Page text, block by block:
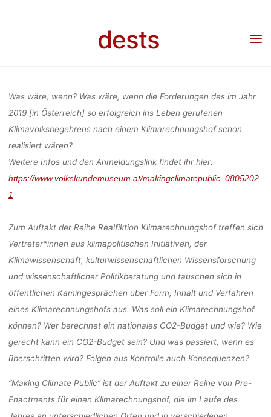
dests
MAKING
AM SA,
Veranstaltung: “Realfiktion Klimarechnungshof, #1 Making
Was wäre, wenn? Was wäre, wenn die Forderungen des im Jahr
2019 [in Österreich] so erfolgreich ins Leben gerufenen
Klimavolksbegehrens nach einem Klimarechnungshof schon
realisiert wären?
Weitere Infos und den Anmeldungslink findet ihr hier:
https://www.volkskundemuseum.at/makingclimatepublic_0805202
1
Zum Auftakt der Reihe Realfiktion Klimarechnungshoftreffen sich
Vertreter*innen aus klimapolitischen Initiativen, der
Klimawissenschaft, kulturwissenschaftlichen Wissensforschung
und wissenschaftlicher Politikberatung und tauschen sich in
öffentlichen Kamingesprächen über Form, Inhalt und Verfahren
eines Klimarechnungshofs aus. Was soll ein Klimarechnungshof
können? Wer berechnet ein nationales CO2-Budget und wie? Wie
gerecht kann ein CO2-Budget sein? Und was passiert, wenn es
überschritten wird? Folgen aus Kontrolle auch Konsequenzen?
“Making Climate Public” ist der Auftakt zu einer Reihe von Pre-
Enactments für einen Klimarechnungshof, die im Laufe des